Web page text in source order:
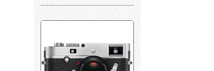
ラWiFiハビビ